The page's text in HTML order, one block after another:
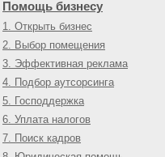
Помощь бизнесу
1. Открыть бизнес
2. Выбор помещения
3. Эффективная реклама
4. Подбор аутсорсинга
5. Господдержка
6. Уплата налогов
7. Поиск кадров